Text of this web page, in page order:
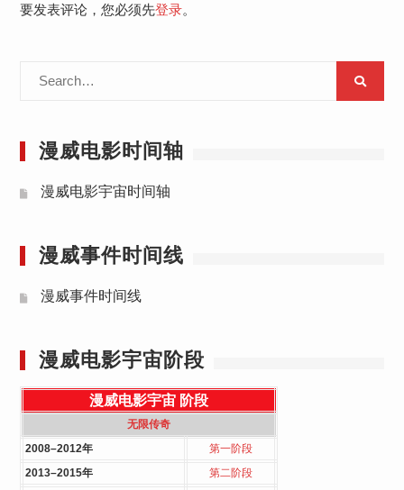
要发表评论，您必须先登录。
漫威电影时间轴
漫威电影宇宙时间轴
漫威事件时间线
漫威事件时间线
漫威电影宇宙阶段
漫威电影宇宙 阶段
无限传奇
2008–2012年
第一阶段
2013–2015年
第二阶段